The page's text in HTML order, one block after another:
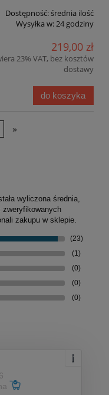
Dostępność:średnia ilość
Wysyłka w:24 godziny
219,00 zł
23% VAT, bez kosztów
dostawy
do koszyka
»
wyliczona średnia,
zweryfikowanych
zakupu w sklepie.
(23)
(1)
(0)
(0)
(0)